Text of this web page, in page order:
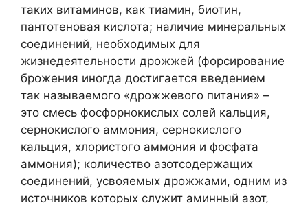
таких витаминов, как тиамин, биотин,
пантотеновая кислота; наличие минеральных
соединений, необходимых для
жизнедеятельности дрожжей (форсирование
брожения иногда достигается введением
так называемого «дрожжевого питания» –
это смесь фосфорнокислых солей кальция,
сернокислого аммония, сернокислого
кальция, хлористого аммония и фосфата
аммония); количество азотсодержащих
соединений, усвояемых дрожжами, одним из
источников которых служит аминный азот,